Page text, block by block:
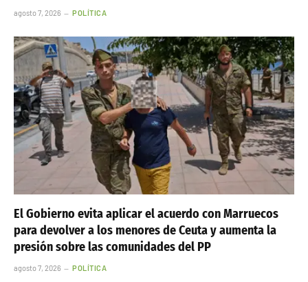
agosto 7, 2026 POLÍTICA
El Gobierno evita aplicar el acuerdo con Marruecos
para devolver a los menores de Ceuta y aumenta la
presión sobre las comunidades del PP
agosto 7, 2026 POLÍTICA